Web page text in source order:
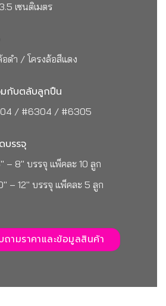
เซนติเมตร
อดำ / โครงล้อสีแดง
มกับตลับลูกปืน
/ #6304 / #6305
บรรจุ
– 8″ บรรจุ แพ็คละ 10 ลูก
– 12″ บรรจุ แพ็คละ 5 ลูก
ามราคาและข้อมูลสินค้า